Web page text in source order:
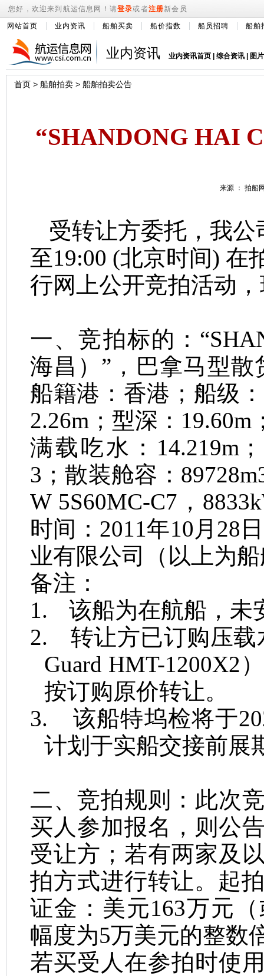
您好，欢迎来到航运信息网！请登录或者注册新会员
网站首页 业内资讯 船舶买卖 船价指数 船员招聘 船舶
业内资讯 业内资讯首页 综合资讯 图
首页 > 船舶拍卖 > 船舶拍卖公告
“SHANDONG HAI
来源 ： 拍船
受转让方委托，我公
至19:00 (北京时间) 在
行网上公开竞拍活动
一、竞拍标的：“
海昌 ） ”，巴拿马型散
船籍港：香港；船级：
2.26m ；型深： 19.60m
满载吃水： 14.219m
3 ；散装舱容： 89728m
W 5S60MC-C7 ，
时间： 2011年10 月 28
业有限公司
（以上为
备注：
1.
该船为在航船，未
2.
转让方已订购压
Guard HMT-1200X2
按订购原价转让。
3.
该船特坞检将于
计划于实船交接前展
二、竞拍规则： 此次
买人参加报名，则公
受让方；若有两家及
拍方式进行转让。 起
证金：美元163万元
幅度为5万美元的整数
若买受人在参拍时使